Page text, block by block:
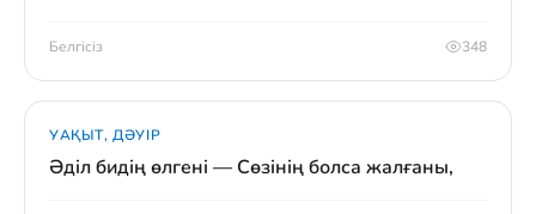
Белгісіз 348
УАҚЫТ, ДӘУІР
Әділ бидің өлгені — Сөзінің болса жалғаны,